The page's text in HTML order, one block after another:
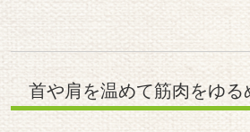
首や肩を温めて筋肉をゆる